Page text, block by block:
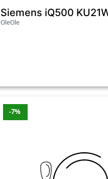
Siemens iQ500
OleOle
-7%